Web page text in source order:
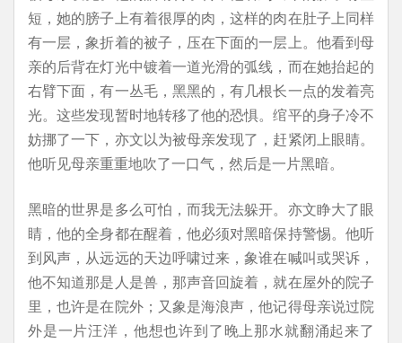
短，她的膀子上有着很厚的肉，这样的肉在肚子上同样
有一层，象折着的被子，压在下面的一层上。他看到母
亲的后背在灯光中镀着一道光滑的弧线，而在她抬起的
右臂下面，有一丛毛，黑黑的，有几根长一点的发着亮
光。这些发现暂时地转移了他的恐惧。绾平的身子冷不
妨挪了一下，亦文以为被母亲发现了，赶紧闭上眼睛。
他听见母亲重重地吹了一口气，然后是一片黑暗。
黑暗的世界是多么可怕，而我无法躲开。亦文睁大了眼
睛，他的全身都在醒着，他必须对黑暗保持警惕。他听
到风声，从远远的天边呼啸过来，象谁在喊叫或哭诉，
他不知道那是人是兽，那声音回旋着，就在屋外的院子
里，也许是在院外；又象是海浪声，他记得母亲说过院
外是一片汪洋，他想也许到了晚上那水就翻涌起来了